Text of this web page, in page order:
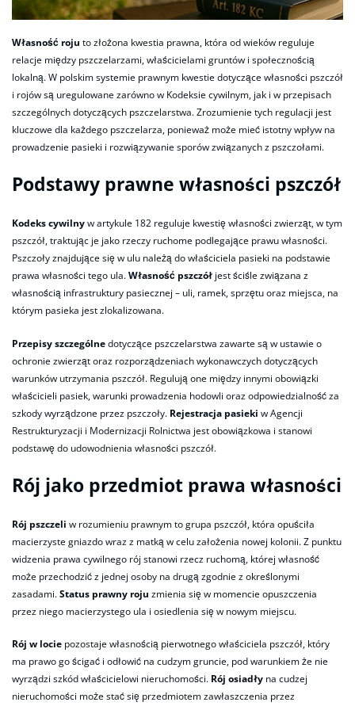
Własność roju to złożona kwestia prawna, która od wieków reguluje
relacje między pszczelarzami, właścicielami gruntów i społecznością
lokalną. W polskim systemie prawnym kwestie dotyczące własności pszczół
i rojów są uregulowane zarówno w Kodeksie cywilnym, jak i w przepisach
szczególnych dotyczących pszczelarstwa. Zrozumienie tych regulacji jest
kluczowe dla każdego pszczelarza, ponieważ może mieć istotny wpływ na
prowadzenie pasieki i rozwiązywanie sporów związanych z pszczołami.
Podstawy prawne własności pszczół
Kodeks cywilnyw artykule 182 reguluje kwestię własności zwierząt, w tym
pszczół, traktując je jako rzeczy ruchome podlegające prawu własności.
Pszczoły znajdujące się w ulu należą do właściciela pasieki na podstawie
prawa własności tego ula.Własność pszczół jest ściśle związana z
własnością infrastruktury pasiecznej – uli, ramek, sprzętu oraz miejsca, na
którym pasieka jest zlokalizowana.
Przepisy szczególnedotyczące pszczelarstwa zawarte są w ustawie o
ochronie zwierząt oraz rozporządzeniach wykonawczych dotyczących
warunków utrzymania pszczół. Regulują one między innymi obowiązki
właścicieli pasiek, warunki prowadzenia hodowli oraz odpowiedzialność za
szkody wyrządzone przez pszczoły. Rejestracja pasieki w Agencji
Restrukturyzacji i Modernizacji Rolnictwa jest obowiązkowa i stanowi
podstawę do udowodnienia własności pszczół.
Rój jako przedmiot prawa własności
Rój pszczeli w rozumieniu prawnym to grupa pszczół, która opuściła
macierzyste gniazdo wraz z matką w celu założenia nowej kolonii. Z punktu
widzenia prawa cywilnego rój stanowi rzecz ruchomą, której własność
może przechodzić z jednej osoby na drugą zgodnie z określonymi
zasadami.Status prawny roju zmienia się w momencie opuszczenia
przez niego macierzystego ula i osiedlenia się w nowym miejscu.
Rój w locie pozostaje własnością pierwotnego właściciela pszczół, który
ma prawo go ścigać i odłowić na cudzym gruncie, pod warunkiem że nie
wyrządzi szkód właścicielowi nieruchomości. Rój osiadły na cudzej
nieruchomości może stać się przedmiotem zawłaszczenia przez